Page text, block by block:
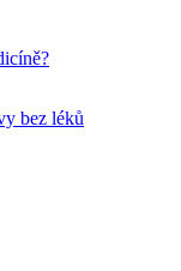
bez léků